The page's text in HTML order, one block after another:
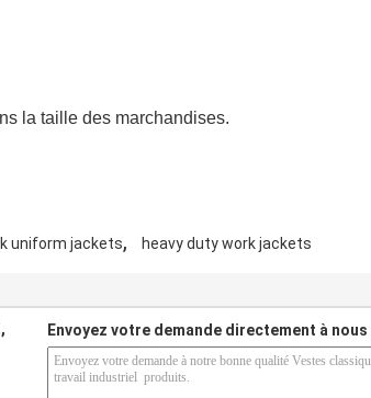
la taille des marchandises.
uniform jackets, heavy duty work jackets
Envoyez votre demande directement à nous